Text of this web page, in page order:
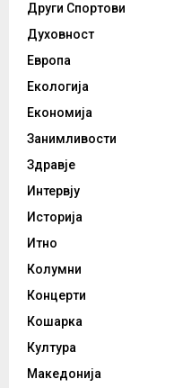
Други Спортови
Духовност
Европа
Екологија
Економија
Занимливости
Здравје
Интервју
Историја
Итно
Колумни
Концерти
Кошарка
Култура
Македонија